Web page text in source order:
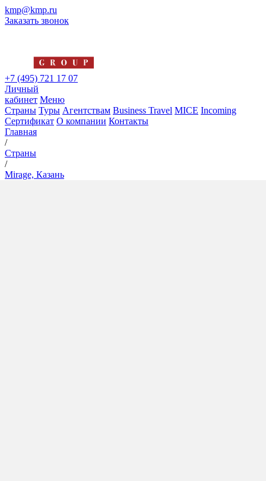
kmp@kmp.ru
Заказать звонок
+7 (495) 721 17 07
Личный
кабинет Меню
Страны Туры Агентствам Business Travel MICE Incoming
Сертификат О компании Контакты
Главная
/
Страны
/
Mirage, Казань